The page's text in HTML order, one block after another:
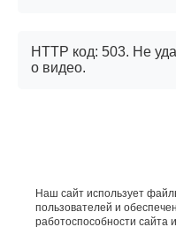
HTTP код: 503. Не
о видео.
Наш сайт использует
пользователей и
работоспособности сайта